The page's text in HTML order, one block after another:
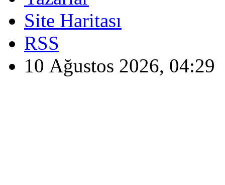
Site Haritası
RSS
10 Ağustos 2026, 04:29